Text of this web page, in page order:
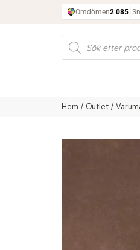
Produktsökning
Hem / Outlet /